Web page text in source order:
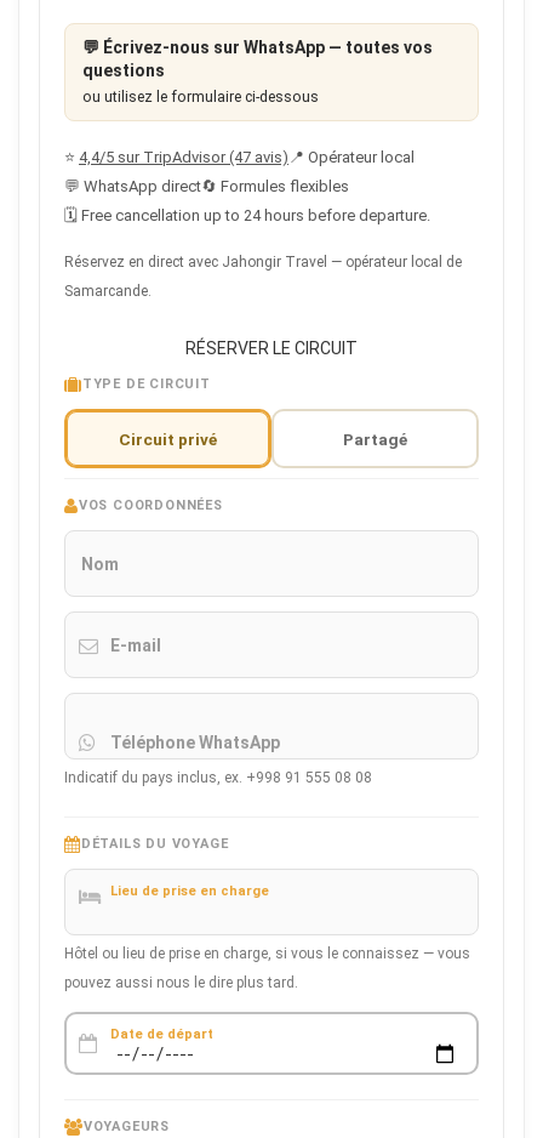
💬 Écrivez-nous sur WhatsApp — toutes vos
questions
ou utilisez le formulaire ci-dessous
⭐ 4,4/5 sur TripAdvisor (47 avis) 📍 Opérateur local
💬 WhatsApp direct🔄 Formules flexibles
🗓 Free cancellation up to 24 hours before departure.
Réservez en direct avec Jahongir Travel — opérateur local de
Samarcande.
RÉSERVER LE CIRCUIT
TYPE DE CIRCUIT
Circuit privé Partagé
VOS COORDONNÉES
Nom
E-mail
Téléphone WhatsApp
Indicatif du pays inclus, ex. +998 91 555 08 08
DÉTAILS DU VOYAGE
Lieu de prise en charge
Hôtel ou lieu de prise en charge, si vous le connaissez — vous
pouvez aussi nous le dire plus tard.
Date de départ
VOYAGEURS